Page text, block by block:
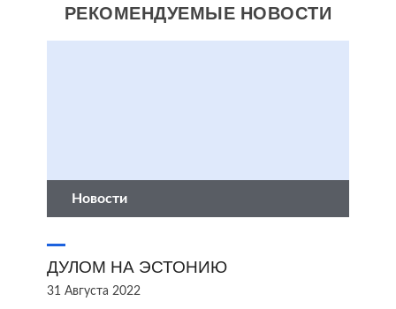
РЕКОМЕНДУЕМЫЕ НОВОСТИ
Новости
ДУЛОМ НА ЭСТОНИЮ
31 Августа 2022